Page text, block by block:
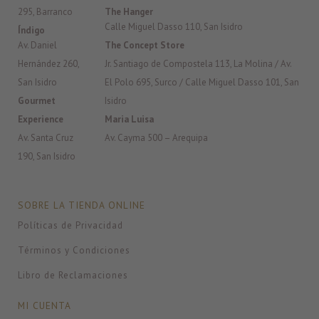
295, Barranco
Índigo
Av. Daniel
Hernández 260,
San Isidro
Gourmet
Experience
Av. Santa Cruz
190, San Isidro
The Hanger
Calle Miguel Dasso 110, San Isidro
The Concept Store
Jr. Santiago de Compostela 113, La Molina / Av.
El Polo 695, Surco / Calle Miguel Dasso 101, San
Isidro
Maria Luisa
Av. Cayma 500 – Arequipa
SOBRE LA TIENDA ONLINE
Políticas de Privacidad
Términos y Condiciones
Libro de Reclamaciones
MI CUENTA